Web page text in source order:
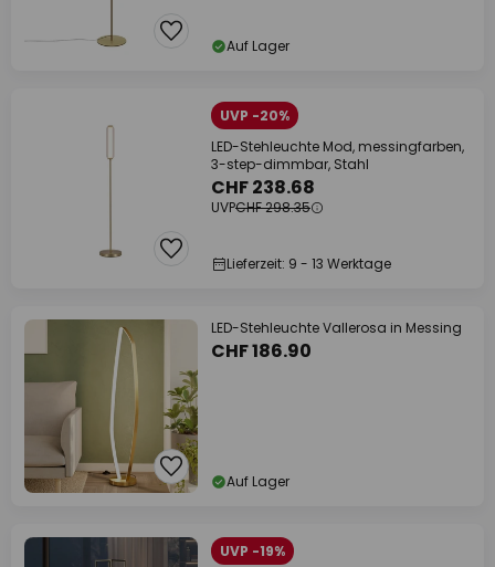
Auf Lager
UVP -20%
LED-Stehleuchte Mod, messingfarben,
3-step-dimmbar, Stahl
CHF 238.68
UVPCHF 298.35
Lieferzeit: 9 - 13 Werktage
LED-Stehleuchte Vallerosa in Messing
CHF 186.90
Auf Lager
UVP -19%